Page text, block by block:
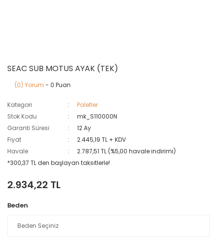
SEAC SUB MOTUS AYAK (TEK)
(0) Yorum - 0 Puan
Kategori
Paletler
Stok Kodu
mk_S110000N
Garanti Süresi
12 Ay
Fiyat
2.445,19 TL + KDV
Havale
2.787,51 TL (%5,00 havale indirimi)
*300,37 TL den başlayan taksitlerle!
2.934,22 TL
Beden